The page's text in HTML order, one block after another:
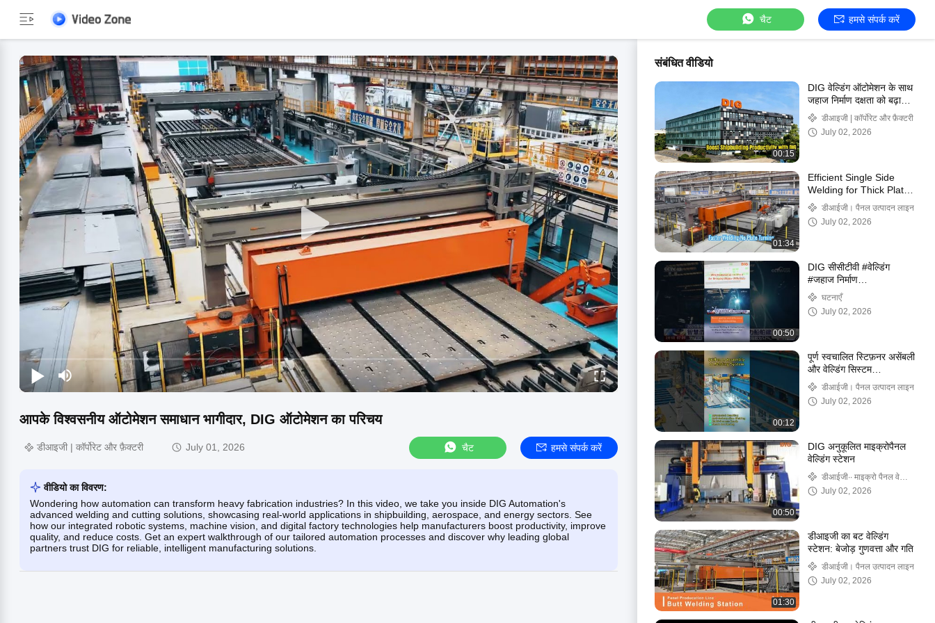
चैट हमसे संपर्क करें
आपके विश्वसनीय ऑटोमेशन समाधान भागीदार, DIG ऑटोमेशन का परिचय
डीआइजी | कॉर्पोरेट और फ़ैक्टरी July 01, 2026 चैट हमसे संपर्क करें
वीडियो का विवरण:
Wondering how automation can transform heavy fabrication industries? In this video, we take you inside DIG Automation's
advanced welding and cutting solutions, showcasing real-world applications in shipbuilding, aerospace, and energy sectors. See
how our integrated robotic systems, machine vision, and digital factory technologies help manufacturers boost productivity, improve
quality, and reduce costs. Get an expert walkthrough of our tailored automation processes and discover why leading global
partners trust DIG for reliable, intelligent manufacturing solutions.
संबंधित वीडियो
00:15
DIG वेल्डिंग ऑटोमेशन के साथ
जहाज निर्माण दक्षता को बढ़ावा
दें
डीआइजी | कॉर्पोरेट और फ़ैक्टरी
July 02, 2026
01:34
Efficient Single Side
Welding for Thick Plate
Production
डीआईजी। पैनल उत्पादन लाइन
July 02, 2026
00:50
DIG सीसीटीवी #वेल्डिंग
#जहाज निर्माण
#DIGonCCTV #ऑटोमेशन
#स्मार्टमैन्युफैक्चरिंग पर विशेष
रुप से प्रदर्शित
घटनाएँ
July 02, 2026
00:12
पूर्ण स्वचालित स्टिफ़नर असेंबली
और वेल्डिंग सिस्टम
#शिपबिल्डिंग #स्टिफ़नरवेल्डिंग
#रोबोटिकवेल्डिंग
डीआईजी। पैनल उत्पादन लाइन
July 02, 2026
00:50
DIG अनुकूलित माइक्रोपैनल
वेल्डिंग स्टेशन
डीआईजी∙∙ माइक्रो पैनल वेल्डिंग
सिस्टमJuly 02, 2026
01:30
डीआइजी का बट वेल्डिंग
स्टेशन: बेजोड़ गुणवत्ता और गति
डीआईजी। पैनल उत्पादन लाइन
July 02, 2026